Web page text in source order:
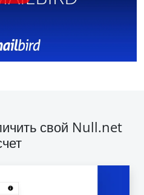
свой Null.net